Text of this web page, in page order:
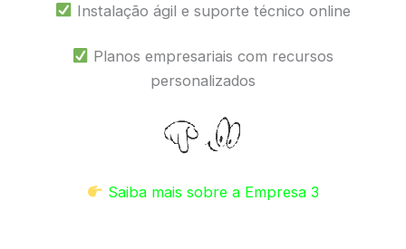
Instalação ágil e suporte técnico online
Planos empresariais com recursos
personalizados
Saiba mais sobre a Empresa 3